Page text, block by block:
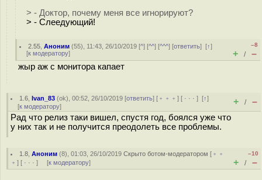
> - Доктор, почему меня все игнорируют?
> - Слеедующий!
2.55 ,Аноним (55), 11:43, 26/10/2019 [^] [^^] [^^^] [ответить][↑]
[к модератору]
–8
+ / –
жыр аж с монитора капает
1.6 ,Ivan_83 (ok), 00:52, 26/10/2019 [ответить] [ ﹢﹢﹢] [ · · ·][↑]
[к модератору] + / –
Рад что релиз таки вишел, спустя год, боялся уже что
у них так и не получится преодолеть все проблемы.
1.8 ,Аноним (8), 01:03, 26/10/2019Скрыто ботом-модератором [ ﹢﹢
﹢ ] [ · · · ] [к модератору]
–10
+ / –